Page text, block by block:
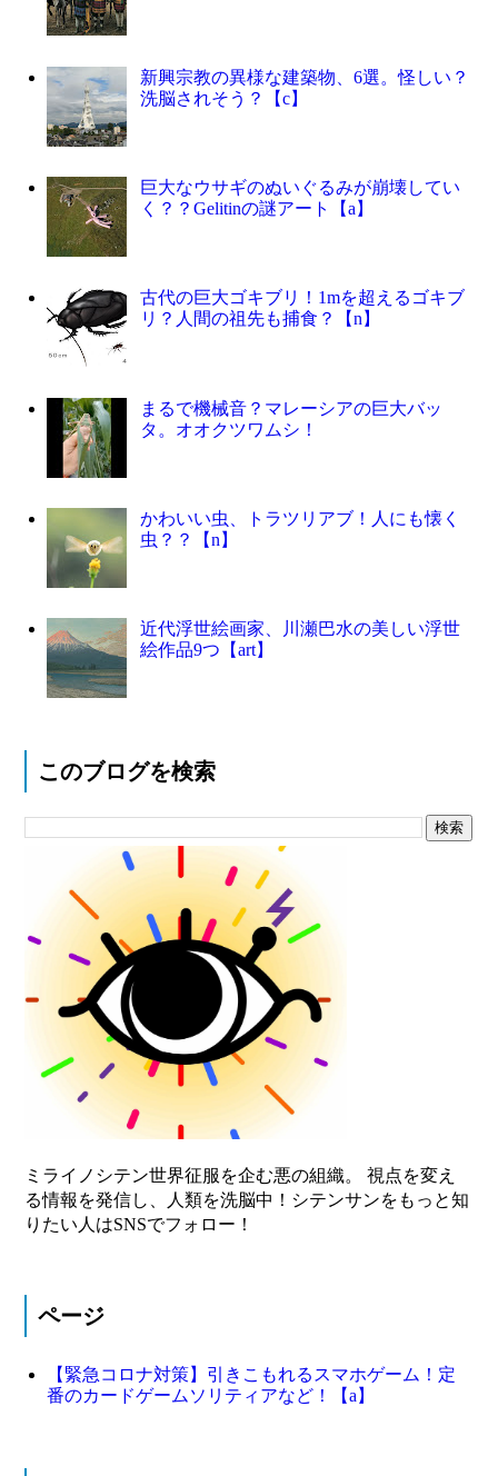
新興宗教の異様な建築物、6選。怪しい？
洗脳されそう？【c】
巨大なウサギのぬいぐるみが崩壊してい
く？？Gelitinの謎アート【a】
古代の巨大ゴキブリ！1mを超えるゴキブ
リ？人間の祖先も捕食？【n】
まるで機械音？マレーシアの巨大バッ
タ。オオクツワムシ！
かわいい虫、トラツリアブ！人にも懐く
虫？？【n】
近代浮世絵画家、川瀬巴水の美しい浮世
絵作品9つ【art】
このブログを検索
ミライノシテン世界征服を企む悪の組織。 視点を変え
る情報を発信し、人類を洗脳中！シテンサンをもっと知
りたい人はSNSでフォロー！
ページ
【緊急コロナ対策】引きこもれるスマホゲーム！定
番のカードゲームソリティアなど！【a】